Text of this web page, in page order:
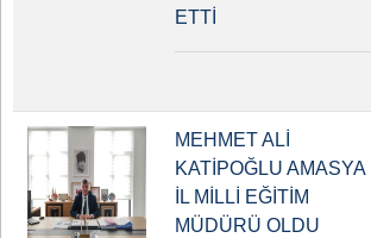
ETTİ
MEHMET ALİ
KATİPOĞLU AMASYA
İL MİLLİ EĞİTİM
MÜDÜRÜ OLDU